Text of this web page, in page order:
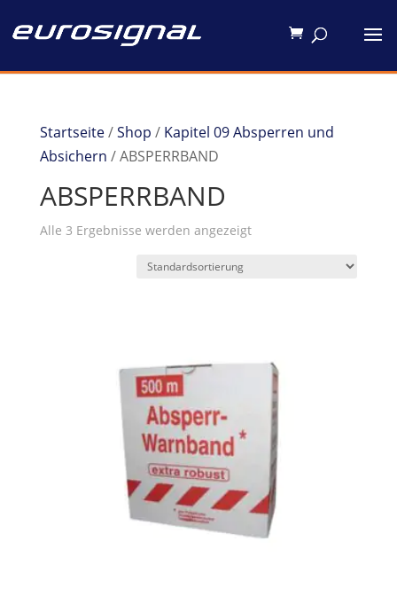
Startseite/Shop / Kapitel 09 Absperren und
Absichern / ABSPERRBAND
ABSPERRBAND
Alle 3 Ergebnisse werden angezeigt